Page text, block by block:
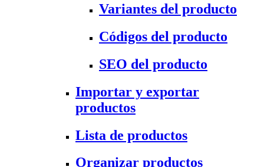
Variantes del producto
Códigos del producto
SEO del producto
Importar y exportar
productos
Lista de productos
Organizar productos